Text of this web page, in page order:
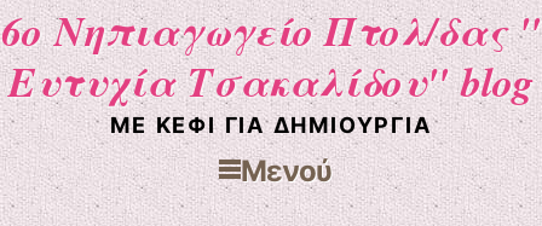
6ο Νηπιαγωγείο Πτολ/δας "
Ευτυχία Τσακαλίδου" blog
ΜΕ ΚΈΦΙ ΓΙΑ ΔΗΜΙΟΥΡΓΊΑ
Μενού
Μετάβαση στο περιεχόμενο